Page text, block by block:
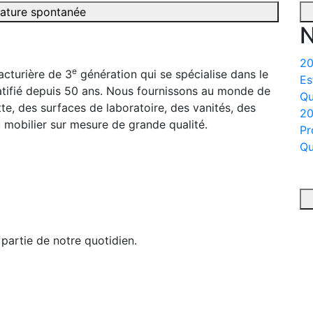
spontanée
de 3e génération qui se spécialise dans le
depuis 50 ans. Nous fournissons au monde de
des surfaces de laboratoire, des vanités, des
sur mesure de grande qualité.
de notre quotidien.